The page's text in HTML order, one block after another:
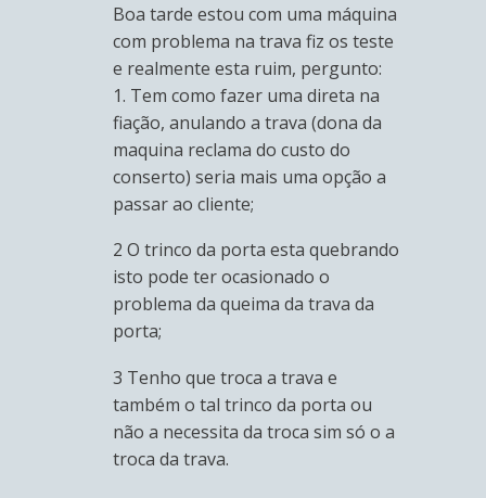
Boa tarde estou com uma máquina
com problema na trava fiz os teste
e realmente esta ruim, pergunto:
1. Tem como fazer uma direta na
fiação, anulando a trava (dona da
maquina reclama do custo do
conserto) seria mais uma opção a
passar ao cliente;
2 O trinco da porta esta quebrando
isto pode ter ocasionado o
problema da queima da trava da
porta;
3 Tenho que troca a trava e
também o tal trinco da porta ou
não a necessita da troca sim só o a
troca da trava.